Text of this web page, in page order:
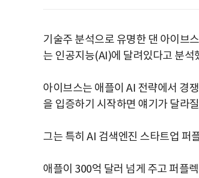
기술주 분석으로 유명한 댄 아이브
는 인공지능(AI)에 달려있다고 분석
아이브스는 애플이 AI 전략에서 경
을 입증하기 시작하면 얘기가 달라
그는 특히 AI 검색엔진 스타트업 퍼
애플이 300억 달러 넘게 주고 퍼플